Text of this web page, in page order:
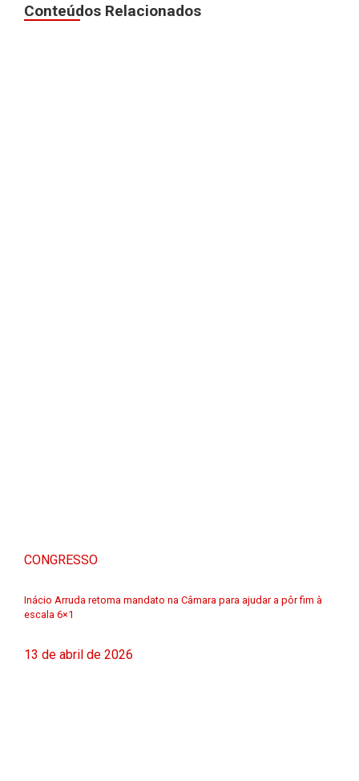
Conteúdos Relacionados
CONGRESSO
Inácio Arruda retoma mandato na Câmara para ajudar a pôr fim à
escala 6×1
13 de abril de 2026